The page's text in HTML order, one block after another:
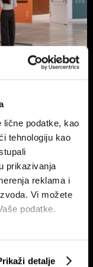
lične podatke, kao
tehnologiju kao
prikazivanja
reklama i
Vi možete
podatke.
detalje
cilja
minuta
ispod površine